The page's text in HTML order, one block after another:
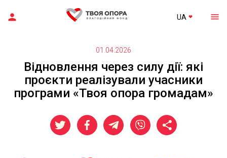
UA
01.04.2026
Відновлення через силу дії: які
проєкти реалізували учасники
програми «Твоя опора громадам»